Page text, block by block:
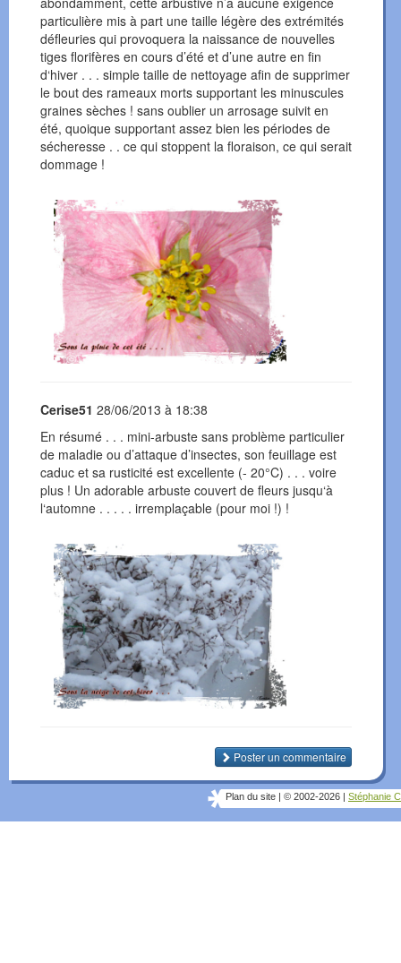
particulière mis à part une taille légère des extrémités
défleuries qui provoquera la naissance de nouvelles
tiges florifères en cours d’été et d’une autre en fin
d‘hiver . . . simple taille de nettoyage afin de supprimer
le bout des rameaux morts supportant les minuscules
graines sèches ! sans oublier un arrosage suivit en
été, quoique supportant assez bien les périodes de
sécheresse . . ce qui stoppent la floraison, ce qui serait
dommage !
Cerise51 28/06/2013 à 18:38
En résumé . . . mini-arbuste sans problème particulier
de maladie ou d’attaque d’insectes, son feuillage est
caduc et sa rusticité est excellente (- 20°C) . . . voire
plus ! Un adorable arbuste couvert de fleurs jusqu‘à
l‘automne . . . . . irremplaçable (pour moi !) !
Poster un commentaire
Plan du site | © 2002-2026 | Stéphanie C